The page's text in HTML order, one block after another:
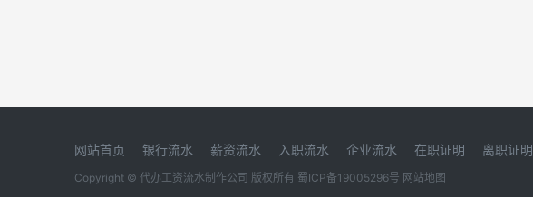
网站首页 银行流水 薪资流水 入职流水 企业流水 在职证明 离职证明
Copyright © 代办工资流水制作公司 版权所有 蜀ICP备19005296号 网站地图